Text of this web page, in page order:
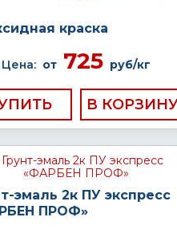
краска
Цена: от 725 руб/кг
эмаль 2к ПУ экспресс
ПРОФ»